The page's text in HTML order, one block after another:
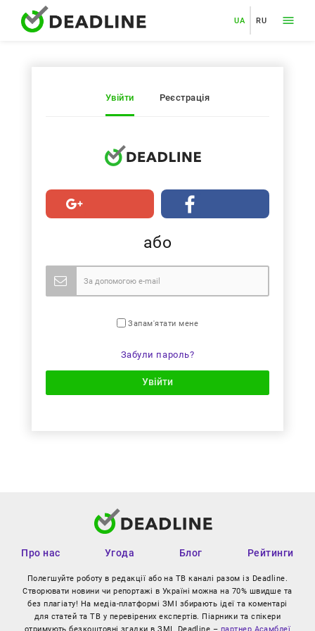
UA RU
Увійти Реєстрація
або
Запам'ятати мене
Забули пароль?
Увійти
Про нас Угода Блог Рейтинги
Полегшуйте роботу в редакції або на ТВ каналі разом із Deadline.
Створювати новини чи репортажі в Україні можна на 70% швидше та
без плагіату! На медіа-платформі ЗМІ збирають ідеї та коментарі
для статей та ТВ у перевірених експертів. Піарники та спікери